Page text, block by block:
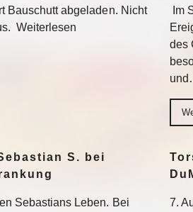
Bauschutt abgeladen. Nicht
Weiterlesen
Im
des
S. bei
Sebastians Leben. Bei
7.